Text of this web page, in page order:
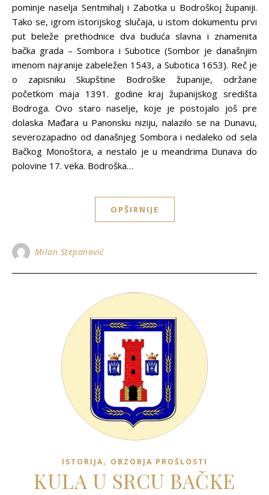
pominje naselja Sentmihalj i Zabotka u Bodroškoj županiji.
Tako se, igrom istorijskog slučaja, u istom dokumentu prvi
put beleže prethodnice dva buduća slavna i znamenita
bačka grada – Sombora i Subotice (Sombor je današnjim
imenom najranije zabeležen 1543, a Subotica 1653). Reč je
o zapisniku Skupštine Bodroške županije, održane
početkom maja 1391. godine kraj županijskog središta
Bodroga. Ovo staro naselje, koje je postojalo još pre
dolaska Mađara u Panonsku niziju, nalazilo se na Dunavu,
severozapadno od današnjeg Sombora i nedaleko od sela
Bačkog Monoštora, a nestalo je u meandrima Dunava do
polovine 17. veka. Bodroška…
OPŠIRNIJE
Milan Stepanović
ISTORIJA, OBZORJA PROŠLOSTI
KULA U SRCU BAČKE